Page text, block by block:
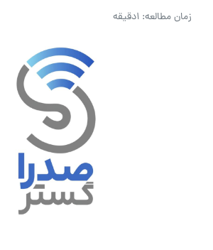
زمان مطالعه: 1دقیقه